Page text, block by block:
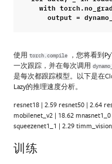
with torch.no_grad
output =
使用 torch.compile
，您将看到
一次跟踪，并在每次调用
是每次都跟踪模型。以下是在
Lazy的推理速度分析。
resnet18 | 2.59 resnet50 | 2.64
mobilenet_v2 | 18.62
squeezenet1_1 | 2.29
训练